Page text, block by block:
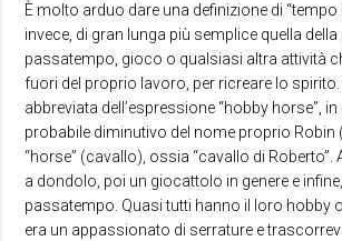
È molto arduo dare una definizione di “tempo
invece, di gran lunga più semplice quella della
passatempo, gioco o qualsiasi altra attività
fuori del proprio lavoro, per ricreare lo
abbreviata dell’espressione “hobby horse”, in
probabile diminutivo del nome proprio Robin
“horse” (cavallo), ossia “cavallo di Roberto”.
a dondolo, poi un giocattolo in genere e
passatempo. Quasi tutti hanno il loro hobby
era un appassionato di serrature e